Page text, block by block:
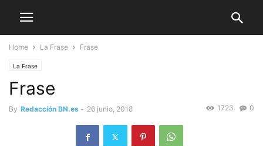
Home La Frase Frase
La Frase
Frase
By Redacción BN.es - 26 junio, 2018 0
1723